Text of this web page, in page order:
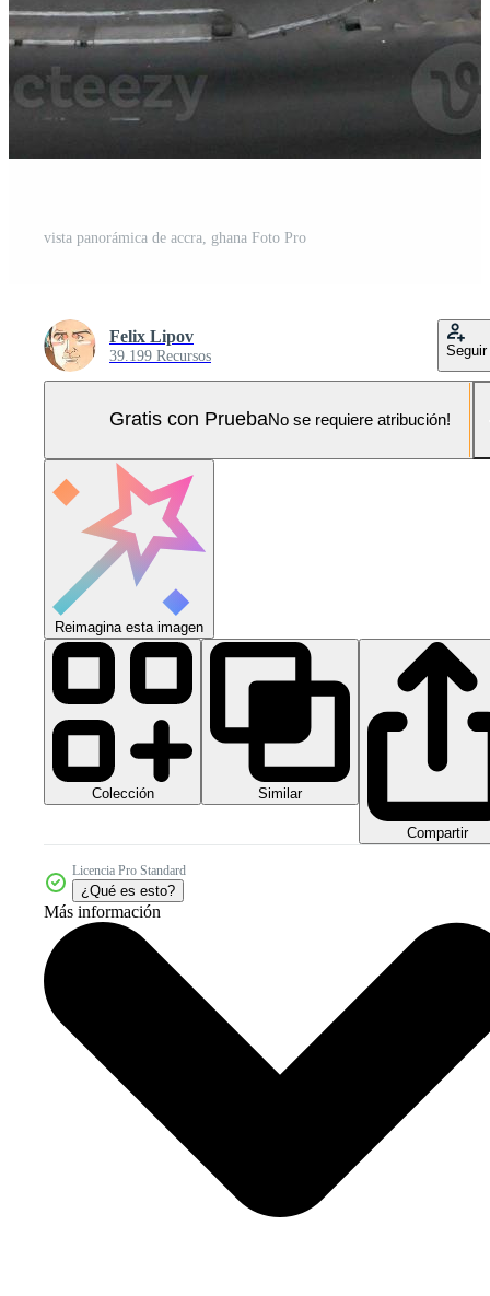
vista panorámica de accra, ghana Foto Pro
Felix Lipov
39.199 Recursos Seguir
Gratis con PruebaNo se requiere atribución!
Reimagina esta imagen
Colección Similar
Compartir
Licencia Pro Standard
¿Qué es esto?
Más información